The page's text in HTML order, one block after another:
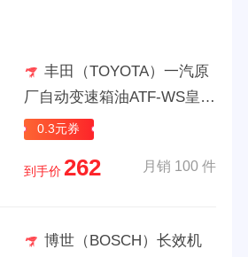
丰田（TOYOTA）一汽原
厂自动变速箱油ATF-WS皇冠
威驰锐志亚洲龙卡罗拉RAV4
0.3元券
到手价 262 月销 100 件
博世（BOSCH）长效机